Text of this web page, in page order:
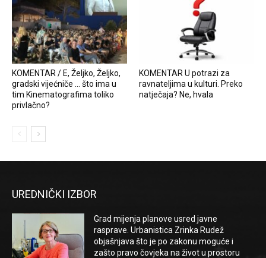
KOMENTAR / E, Željko, Željko,
gradski vijećniče … što ima u
tim Kinematografima toliko
privlačno?
KOMENTAR U potrazi za
ravnateljima u kulturi. Preko
natječaja? Ne, hvala
UREDNIČKI IZBOR
Grad mijenja planove usred javne
rasprave. Urbanistica Zrinka Rudež
objašnjava što je po zakonu moguće i
zašto pravo čovjeka na život u prostoru